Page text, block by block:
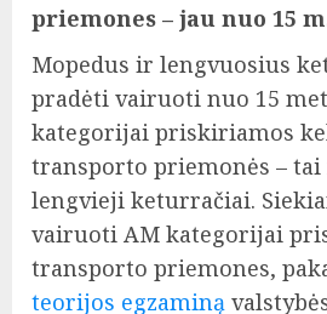
priemones – jau nuo 15
Mopedus ir lengvuosius
pradėti vairuoti nuo 15
kategorijai priskiriamos
transporto priemonės –
lengvieji keturračiai.
vairuoti AM kategorijai
transporto priemones,
teorijos egzaminą